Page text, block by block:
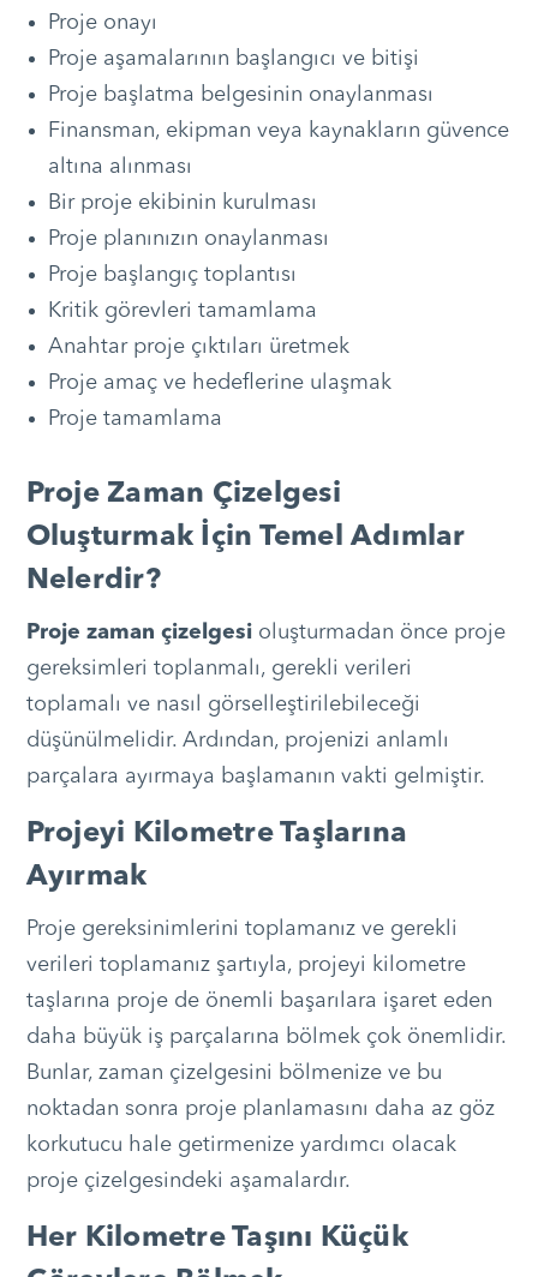
Proje onayı
Proje aşamalarının başlangıcı ve bitişi
Proje başlatma belgesinin onaylanması
Finansman, ekipman veya kaynakların güvence
altına alınması
Bir proje ekibinin kurulması
Proje planınızın onaylanması
Proje başlangıç toplantısı
Kritik görevleri tamamlama
Anahtar proje çıktıları üretmek
Proje amaç ve hedeflerine ulaşmak
Proje tamamlama
Proje Zaman Çizelgesi
Oluşturmak İçin Temel Adımlar
Nelerdir?
Proje zaman çizelgesioluşturmadan önce proje
gereksimleri toplanmalı, gerekli verileri
toplamalı ve nasıl görselleştirilebileceği
düşünülmelidir. Ardından, projenizi anlamlı
parçalara ayırmaya başlamanın vakti gelmiştir.
Projeyi Kilometre Taşlarına
Ayırmak
Proje gereksinimlerini toplamanız ve gerekli
verileri toplamanız şartıyla, projeyi kilometre
taşlarına proje de önemli başarılara işaret eden
daha büyük iş parçalarına bölmek çok önemlidir.
Bunlar, zaman çizelgesini bölmenize ve bu
noktadan sonra proje planlamasını daha az göz
korkutucu hale getirmenize yardımcı olacak
proje çizelgesindeki aşamalardır.
Her Kilometre Taşını Küçük